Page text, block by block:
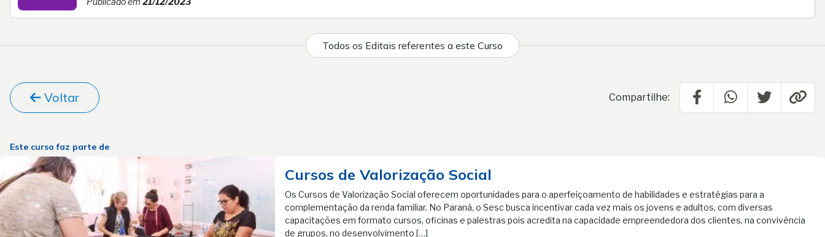
Todos os Editais referentes a este Curso
Voltar Compartilhe:
Este curso faz parte de
Cursos de Valorização Social
Os Cursos de Valorização Social oferecem oportunidades para o aperfeiçoamento de habilidades e estratégias para a
complementação da renda familiar. No Paraná, o Sesc busca incentivar cada vez mais os jovens e adultos, com diversas
capacitações em formato cursos, oficinas e palestras pois acredita na capacidade empreendedora dos clientes, na convivência
de grupos, no desenvolvimento […]